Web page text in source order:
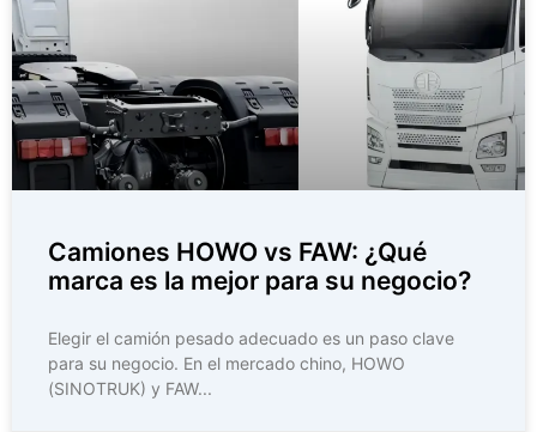
Camiones HOWO vs FAW: ¿Qué
marca es la mejor para su negocio?
Elegir el camión pesado adecuado es un paso clave
para su negocio. En el mercado chino, HOWO
(SINOTRUK) y FAW...